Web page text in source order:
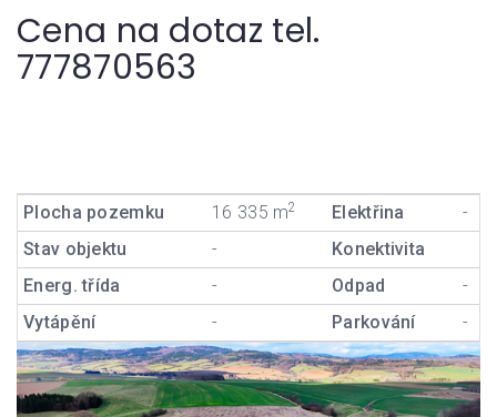
Cena na dotaz tel.
777870563
Plocha pozemku 16 335 m2 Elektřina
-
Stav objektu
-
Konektivita
Energ. třída
- Odpad
-
Vytápění
- Parkování -